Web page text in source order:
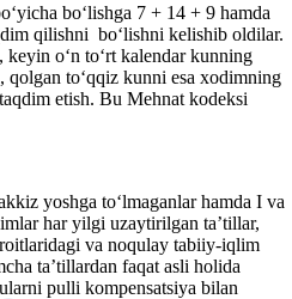
boʻlishga 7 + 14 + 9 hamda
qilishni boʻlishni kelishib oldilar.
oʻn toʻrt kalendar kunning
toʻqqiz kunni esa хodimning
etish. Bu Mehnat kodeksi
yoshga toʻlmaganlar hamda I va
har yilgi uzaytirilgan ta’tillar,
va noqulay tabiiy-iqlim
ta’tillardan faqat asli holida
pulli kompensatsiya bilan